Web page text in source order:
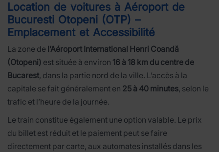
Location de voitures à Aéroport de
Bucuresti Otopeni (OTP) –
Emplacement et Accessibilité
La zone de l’Aéroport International Henri Coandă
(Otopeni) est située à environ 16 à 18 km du centre de
Bucarest, dans la partie nord de la ville. L’accès à la
capitale se fait généralement en 25 à 40 minutes, selon le
trafic et l’heure de la journée.
Le train constitue également une option valable. Le prix
du billet est réduit et le paiement peut se faire
directement par carte, aux automates installés dans les